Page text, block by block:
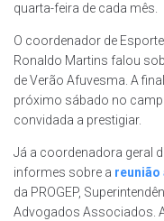
quarta-feira de cada mês.
O coordenador de
Ronaldo Martins falou
de Verão Afuvesma. A
próximo sábado no
convidada a prestigiar.
Já a coordenadora geral
informes sobre a reunião
da PROGEP,
Advogados Associados.